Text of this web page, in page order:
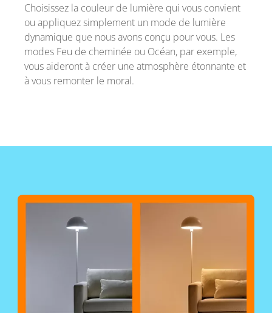
Choisissez la couleur de lumière qui vous convient
ou appliquez simplement un mode de lumière
dynamique que nous avons conçu pour vous. Les
modes Feu de cheminée ou Océan, par exemple,
vous aideront à créer une atmosphère étonnante et
à vous remonter le moral.